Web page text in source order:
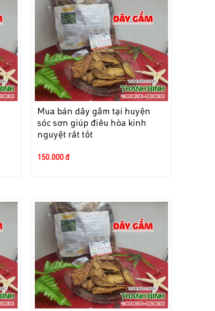
Mua bán dây gắm tại huyện
sóc sơn giúp điều hòa kinh
nguyệt rất tốt
150.000 đ